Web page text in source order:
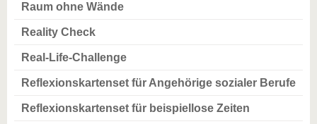
Raum ohne Wände
Reality Check
Real-Life-Challenge
Reflexionskartenset für Angehörige sozialer Berufe
Reflexionskartenset für beispiellose Zeiten